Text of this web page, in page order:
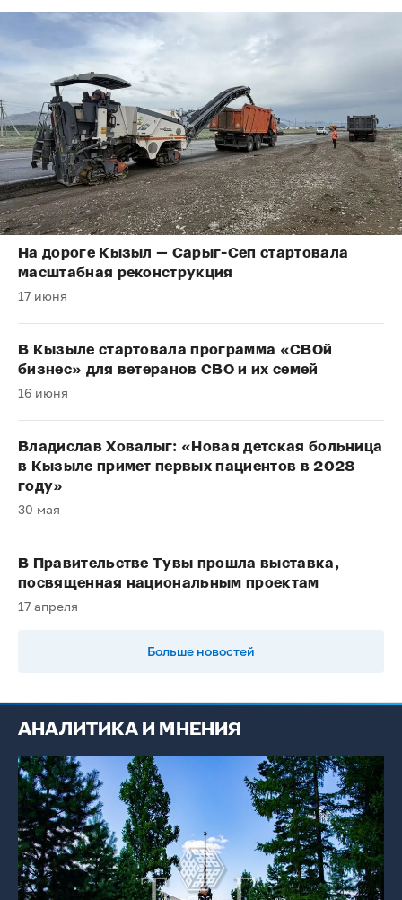
На дороге Кызыл — Сарыг-Сеп стартовала
масштабная реконструкция
17 июня
В Кызыле стартовала программа «СВОй
бизнес» для ветеранов СВО и их семей
16 июня
Владислав Ховалыг: «Новая детская больница
в Кызыле примет первых пациентов в 2028
году»
30 мая
В Правительстве Тувы прошла выставка,
посвященная национальным проектам
17 апреля
Больше новостей
АНАЛИТИКА И МНЕНИЯ